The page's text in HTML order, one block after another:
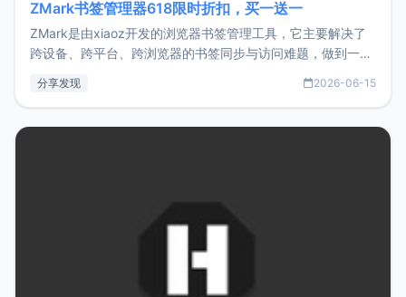
ZMark书签管理器618限时折扣，买一送一
ZMark是由xiaoz开发的浏览器书签管理工具，它主要解决了
跨设备、跨平台、跨浏览器的书签同步与访问难题，做到一处
用，让管理更高效。ZMark官网地址：
分享发现 2026-06-15